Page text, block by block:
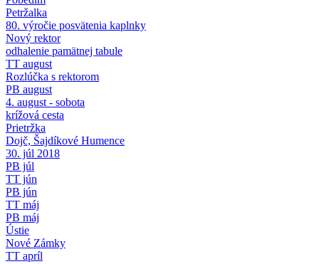
Petržalka
80. výročie posvätenia kaplnky
Nový rektor
odhalenie pamätnej tabule
TT august
Rozlúčka s rektorom
PB august
4. august - sobota
krížová cesta
Prietržka
Dojč, Šajdíkové Humence
30. júl 2018
PB júl
TT jún
PB jún
TT máj
PB máj
Ústie
Nové Zámky
TT apríl